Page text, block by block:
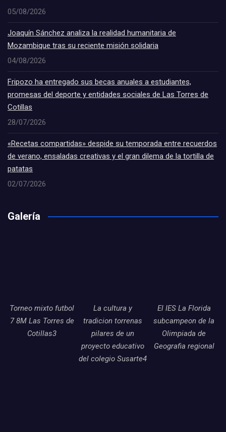
05/08/2026
Joaquín Sánchez analiza la realidad humanitaria de
Mozambique tras su reciente misión solidaria
04/08/2026
Fripozo ha entregado sus becas anuales a estudiantes,
promesas del deporte y entidades sociales de Las Torres de
Cotillas
28/07/2026
«Recetas compartidas» despide su temporada entre recuerdos
de verano, ensaladas creativas y el gran dilema de la tortilla de
patatas
02/07/2026
Galería
Torneo mixto futbol
7 8M Las Torres de
Cotillas3
La cultura y
tradicion torrenas
pilares de un
proyecto educativo
del colegio Susarte4
El IES La Florida
subcampeon de la
Olimpiada de
Geografia regional